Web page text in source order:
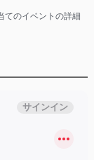
てのイベントの詳細